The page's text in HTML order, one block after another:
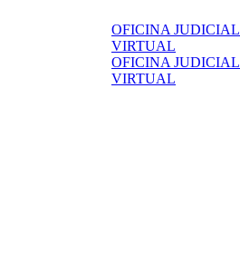
OFICINA JUDICIAL
VIRTUAL
OFICINA JUDICIAL
VIRTUAL